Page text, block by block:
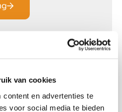
van cookies
en advertenties te
voor social media te bieden